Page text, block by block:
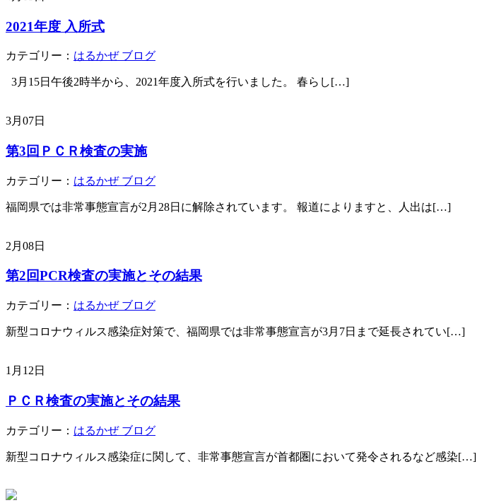
2021年度 入所式
カテゴリー： はるかぜ ブログ
3月15日午後2時半から、2021年度入所式を行いました。 春らし[…]
3月07日
第3回ＰＣＲ検査の実施
カテゴリー： はるかぜ ブログ
福岡県では非常事態宣言が2月28日に解除されています。 報道によりますと、人出は[…]
2月08日
第2回PCR検査の実施とその結果
カテゴリー： はるかぜ ブログ
新型コロナウィルス感染症対策で、福岡県では非常事態宣言が3月7日まで延長されてい[…]
1月12日
ＰＣＲ検査の実施とその結果
カテゴリー： はるかぜ ブログ
新型コロナウィルス感染症に関して、非常事態宣言が首都圏において発令されるなど感染[…]